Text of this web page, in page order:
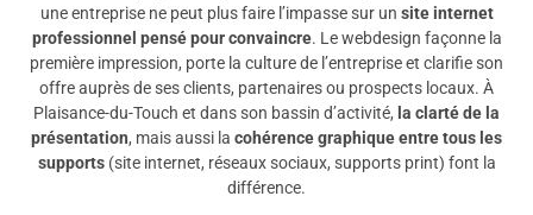
une entreprise ne peut plus faire l’impasse sur un site internet
professionnel pensé pour convaincre. Le webdesign façonne la
première impression, porte la culture de l’entreprise et clarifie son
offre auprès de ses clients, partenaires ou prospects locaux. À
Plaisance-du-Touch et dans son bassin d’activité, la clarté de la
présentation, mais aussi la cohérence graphique entre tous les
supports(site internet, réseaux sociaux, supports print) font la
différence.